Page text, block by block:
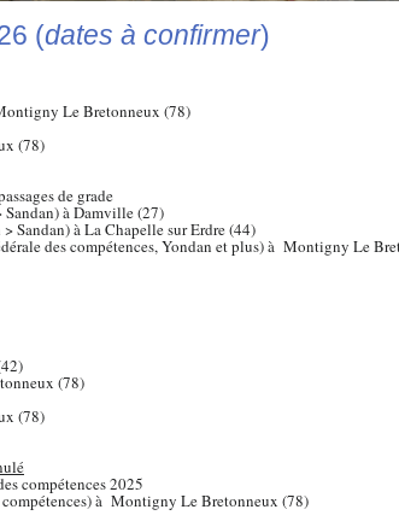
(dates à confirmer)
Le Bretonneux (78)
(78)
de grade
Sandan) à Damville (27)
Sandan) à La Chapelle sur Erdre (44)
des compétences, Yondan et plus) à Montigny Le
(78)
(78)
compétences 2025
compétences) à Montigny Le Bretonneux (78)